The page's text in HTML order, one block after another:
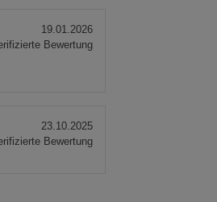
19.01.2026
Bewertung
23.10.2025
Bewertung